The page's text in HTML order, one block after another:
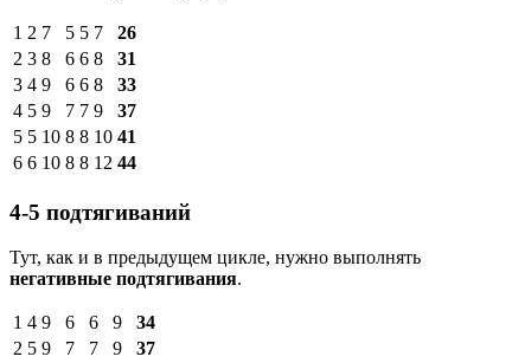
1 2 7 5 5 7
26
2 3 8 6 6 8
31
3 4 9 6 6 8
33
4 5 9 7 7 9
37
5 5 10 8 8 10 41
6 6 10 8 8 12 44
4-5 подтягиваний
Тут, как и в предыдущем цикле, нужно выполнять
негативные подтягивания.
1 4 9 6 6 9
34
2 5 9 7 7 9
37